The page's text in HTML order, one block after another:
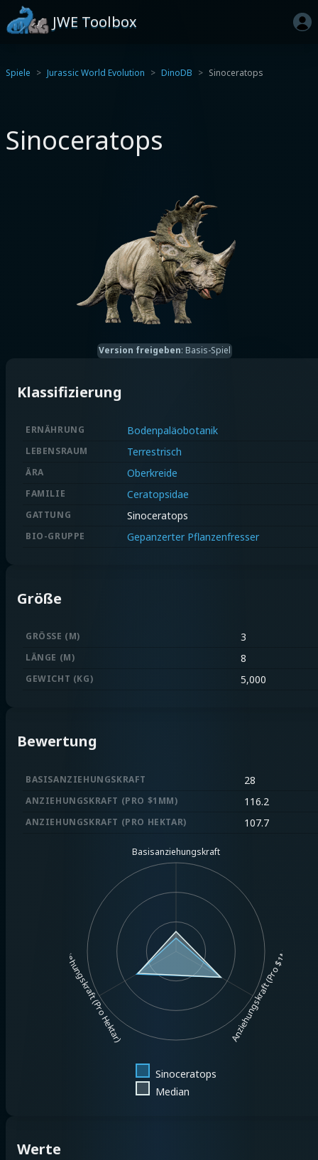
JWE Toolbox
Spiele Jurassic World Evolution DinoDB Sinoceratops
Sinoceratops
Version freigeben: Basis-Spiel
Klassifizierung
ERNÄHRUNG Bodenpaläobotanik
LEBENSRAUM Terrestrisch
ÄRA Oberkreide
FAMILIE Ceratopsidae
GATTUNG Sinoceratops
BIO-GRUPPE Gepanzerter Pflanzenfresser
Größe
GRÖSSE (M) 3
LÄNGE (M) 8
GEWICHT (KG) 5,000
Bewertung
BASISANZIEHUNGSKRAFT 28
ANZIEHUNGSKRAFT (PRO $1MM) 116.2
ANZIEHUNGSKRAFT (PRO HEKTAR) 107.7
Basisanziehungskraft
Anziehungskraft (Pro $1MM)
Anziehungskraft (Pro Hektar)
Sinoceratops
Median
Werte